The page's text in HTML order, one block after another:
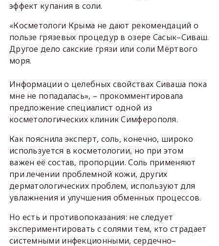
эффект купания в соли.
«Косметологи Крыма не дают рекомендаций о
пользе грязевых процедур в озере Сасык–Сиваш.
Другое дело сакские грязи или соли Мёртвого
моря.
Информации о целебных свойствах Сиваша пока
мне не попадалась», – прокомментировала
предложение специалист одной из
косметологических клиник Симферополя.
Как пояснила эксперт, соль, конечно, широко
используется в косметологии, но при этом
важен её состав, пропорции. Соль применяют
при лечении проблемной кожи, других
дерматологических проблем, используют для
увлажнения и улучшения обменных процессов.
Но есть и противопоказания: не следует
экспериментировать с солями тем, кто страдает
системными инфекционными, сердечно–